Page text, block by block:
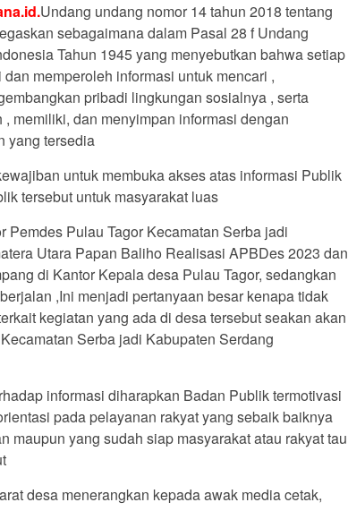
Undang undang nomor 14 tahun 2018 tentang
sebagaimana dalam Pasal 28 f Undang
Tahun 1945 yang menyebutkan bahwa setiap
memperoleh informasi untuk mencari ,
pribadi lingkungan sosialnya , serta
memiliki, dan menyimpan informasi dengan
yang tersedia
untuk membuka akses atas informasi Publik
tersebut untuk masyarakat luas
Pemdes Pulau Tagor Kecamatan Serba jadi
Utara Papan Baliho Realisasi APBDes 2023 dan
di Kantor Kepala desa Pulau Tagor, sedangkan
,Ini menjadi pertanyaan besar kenapa tidak
kegiatan yang ada di desa tersebut seakan akan
Serba jadi Kabupaten Serdang
informasi diharapkan Badan Publik termotivasi
pada pelayanan rakyat yang sebaik baiknya
maupun yang sudah siap masyarakat atau rakyat tau
desa menerangkan kepada awak media cetak,